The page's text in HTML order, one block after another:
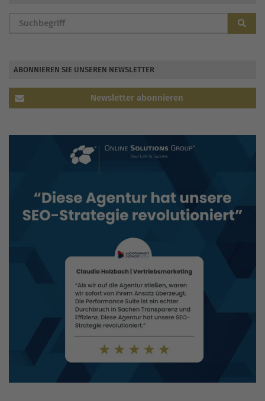
ABONNIEREN SIE UNSEREN NEWSLETTER
Newsletter abonnieren